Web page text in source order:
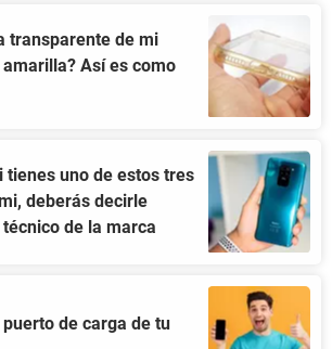
transparente de mi
Así es como
tienes uno de estos tres
deberás decirle
de la marca
de carga de tu